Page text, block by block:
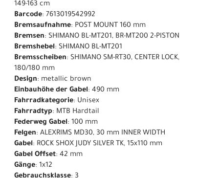
149-163 cm
Barcode: 7613019542992
Bremsaufnahme: POST MOUNT 160 mm
Bremsen: SHIMANO BL-MT201, BR-MT200 2-PISTON
Bremshebel: SHIMANO BL-MT201
Bremsscheiben: SHIMANO SM-RT30, CENTER LOCK,
180/180 mm
Design: metallic brown
Einbauhöhe der Gabel: 490 mm
Fahrradkategorie: Unisex
Fahrradtyp: MTB Hardtail
Federweg Gabel: 100 mm
Felgen: ALEXRIMS MD30, 30 mm INNER WIDTH
Gabel: ROCK SHOX JUDY SILVER TK, 15x110 mm
Gabel Offset: 42 mm
Gänge: 1x12